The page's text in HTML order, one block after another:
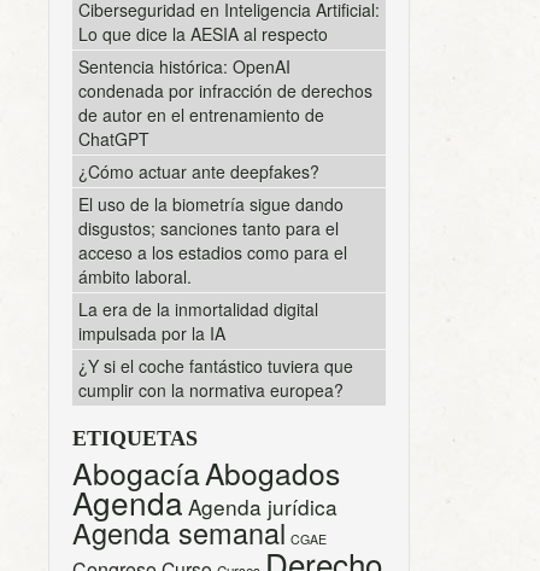
Ciberseguridad en Inteligencia Artificial:
Lo que dice la AESIA al respecto
Sentencia histórica: OpenAI
condenada por infracción de derechos
de autor en el entrenamiento de
ChatGPT
¿Cómo actuar ante deepfakes?
El uso de la biometría sigue dando
disgustos; sanciones tanto para el
acceso a los estadios como para el
ámbito laboral.
La era de la inmortalidad digital
impulsada por la IA
¿Y si el coche fantástico tuviera que
cumplir con la normativa europea?
ETIQUETAS
AbogacíaAbogados
Agenda Agenda jurídica
Agenda semanal CGAE